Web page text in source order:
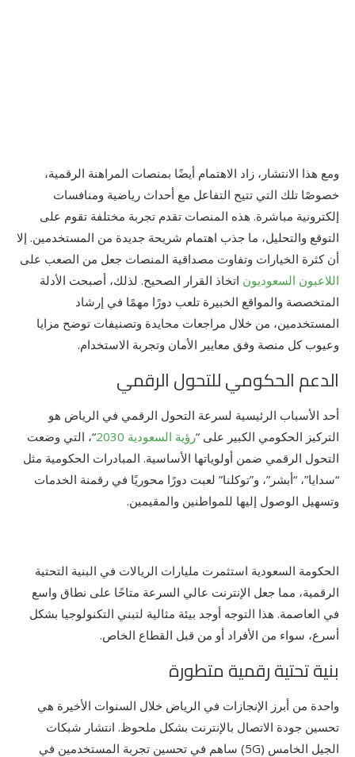
ومع هذا الانتشار، زاد الاهتمام أيضًا بمنصات المراهنة الرقمية،
خصوصًا تلك التي تتيح التفاعل مع أحداث رياضية ومنافسات
إلكترونية مباشرة. هذه المنصات تقدم تجربة مختلفة تقوم على
التوقع والتحليل، ما جذب اهتمام شريحة جديدة من المستخدمين. إلا
أن كثرة الخيارات وتفاوت مصداقية المنصات جعل من الصعب على
اللاعبون السعوديون اتخاذ القرار الصحيح. لذلك، أصبحت الأدلة
المتخصصة والمواقع الخبيرة تلعب دورًا مهمًا في إرشاد
المستخدمين، من خلال مراجعات محايدة وتصنيفات توضح مزايا
وعيوب كل منصة وفق معايير الأمان وتجربة الاستخدام.
الدعم الحكومي للتحول الرقمي
أحد الأسباب الرئيسية لسرعة التحول الرقمي في الرياض هو
التركيز الحكومي الكبير على “رؤية السعودية 2030
“، التي وضعت
التحول الرقمي ضمن أولوياتها الأساسية. المبادرات الحكومية مثل
“سدايا”، “أبشر”، و”توكلنا” لعبت دورًا محوريًا في رقمنة الخدمات
وتسهيل الوصول إليها للمواطنين والمقيمين.
الحكومة السعودية استثمرت مليارات الريالات في البنية التحتية
الرقمية، مما جعل الإنترنت عالي السرعة متاحًا على نطاق واسع
في العاصمة. هذا التوجه أوجد بيئة مثالية لتبني التكنولوجيا بشكل
أسرع، سواء من الأفراد أو من قبل القطاع الخاص.
بنية تحتية رقمية متطورة
واحدة من أبرز الإنجازات في الرياض خلال السنوات الأخيرة هي
تحسين جودة الاتصال بالإنترنت بشكل ملحوظ. انتشار شبكات
الجيل الخامس (5G) ساهم في تحسين تجربة المستخدمين في